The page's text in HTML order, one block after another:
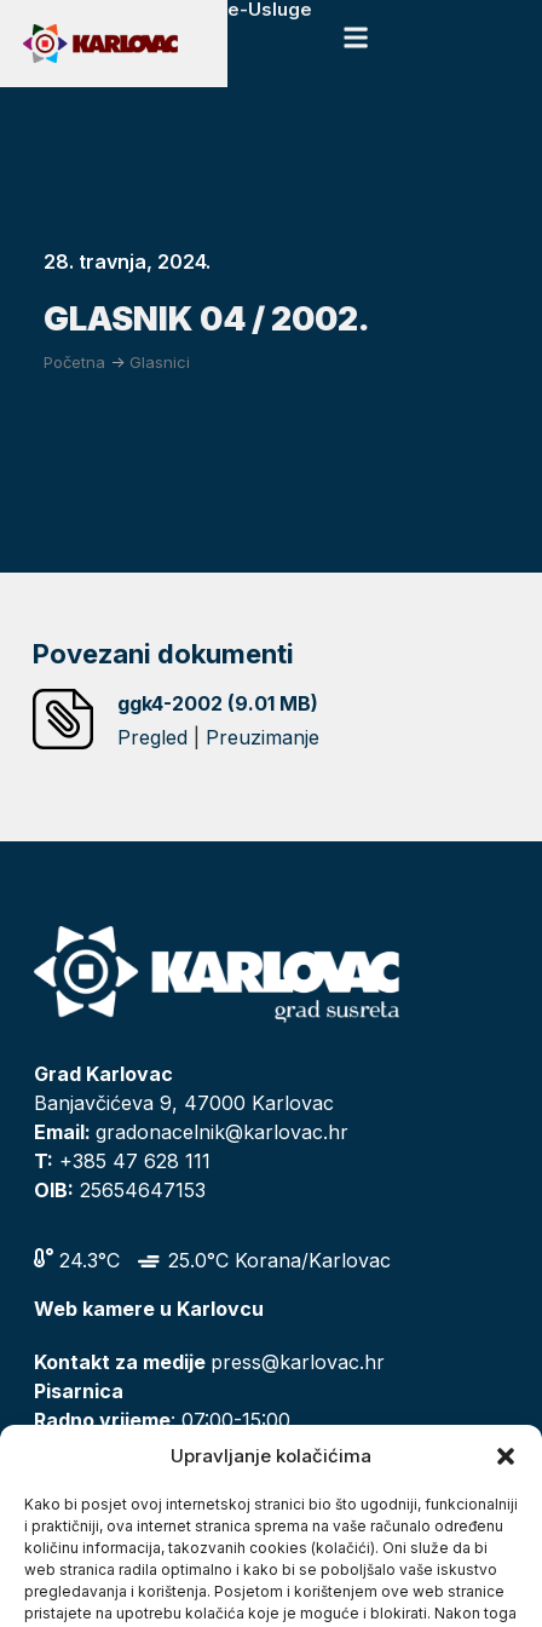
Upravljanje kolačićima
Kako bi posjet ovoj internetskoj stranici bio što ugodniji, funkcionalniji
i praktičniji, ova internet stranica sprema na vaše računalo određenu
količinu informacija, takozvanih cookies (kolačići). Oni služe da bi
web stranica radila optimalno i kako bi se poboljšalo vaše iskustvo
pregledavanja i korištenja. Posjetom i korištenjem ove web stranice
pristajete na upotrebu kolačića koje je moguće i blokirati. Nakon toga
e-Usluge
28. travnja, 2024.
GLASNIK 04 / 2002.
Početna -> Glasnici
Povezani dokumenti
ggk4-2002 (9.01 MB)
Pregled
Preuzimanje
Grad Karlovac
Banjavčićeva 9, 47000 Karlovac
Email: gradonacelnik@karlovac.hr
T: +385 47 628 111
OIB: 25654647153
24.3°C
25.0°C Korana/Karlovac
Web kamere u Karlovcu
Kontakt za medije press@karlovac.hr
Pisarnica
Radno vrijeme: 07:00-15:00
pisarnica@karlovac.hr
Zaštita osobnih podataka
Pristup informacijama